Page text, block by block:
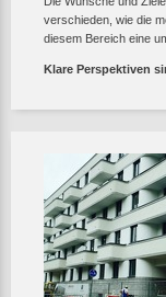
verschieden, wie die
diesem Bereich eine
Klare Perspektiven